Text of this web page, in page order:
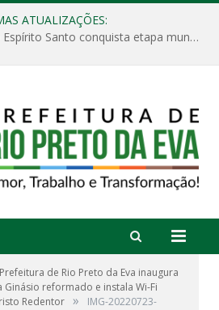
ATUALIZAÇÕES:
Escola Municipal Divino Espírito Santo conquista etapa municipal da V Feira Amazonense de Matemática
Prefeitura de Rio Preto da Eva inaugura
reformado e instala Wi-Fi
Redentor »
IMG-20220723-